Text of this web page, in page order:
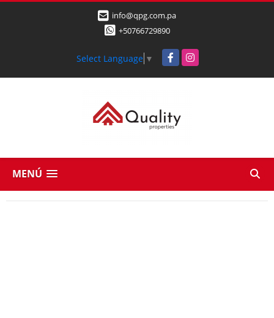
info@qpg.com.pa
+50766729890
Select Language ▼ FacebookInstagram
MENÚ